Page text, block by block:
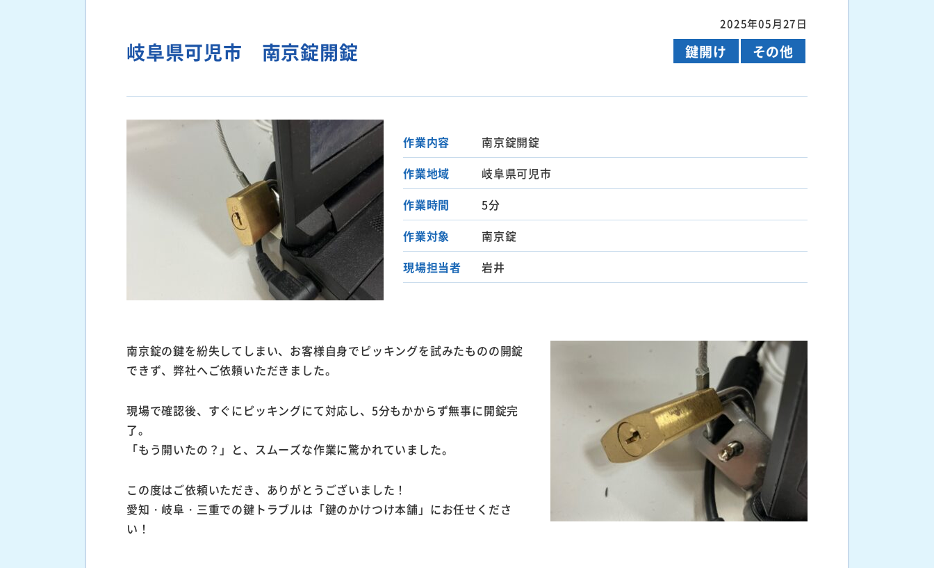
2025年05月27日
岐阜県可児市 南京錠開錠 鍵開け その他
作業内容
南京錠開錠
作業地域
岐阜県可児市
作業時間
5分
作業対象
南京錠
現場担当者
岩井
南京錠の鍵を紛失してしまい、お客様自身でピッキングを試みたものの開錠
できず、弊社へご依頼いただきました。
現場で確認後、すぐにピッキングにて対応し、5分もかからず無事に開錠完
了。
「もう開いたの？」と、スムーズな作業に驚かれていました。
この度はご依頼いただき、ありがとうございました！
愛知・岐阜・三重での鍵トラブルは「鍵のかけつけ本舗」にお任せくださ
い！